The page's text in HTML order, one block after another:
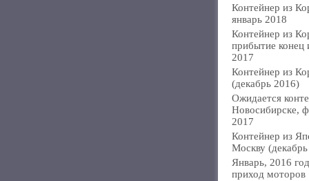
Контейнер из
январь 2018
Контейнер из
прибытие конец
2017
Контейнер из
(декабрь 2016)
Ожидается
Новосибирске,
2017
Контейнер из
Москву
Январь, 2016
приход моторов